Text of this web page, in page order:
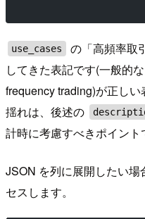
use_cases
の「高頻率取
してきた表記です(一般的
frequency trading)が正し
揺れは、後述の
計時に考慮すべきポイント
JSON を列に展開したい場
セスします。